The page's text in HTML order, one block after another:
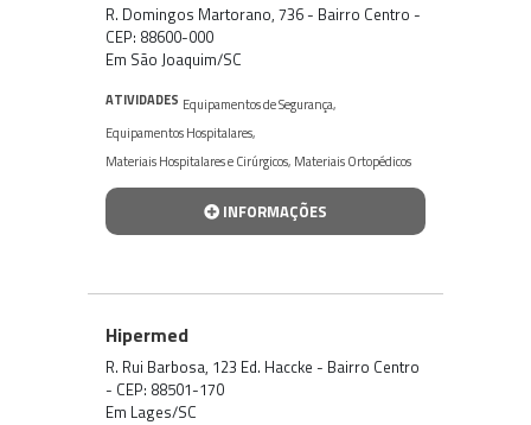
R. Domingos Martorano, 736 - Bairro Centro -
CEP: 88600-000
Em São Joaquim/SC
ATIVIDADES Equipamentos de Segurança,
Equipamentos Hospitalares,
Materiais Hospitalares e Cirúrgicos, Materiais Ortopédicos
INFORMAÇÕES
Hipermed
R. Rui Barbosa, 123 Ed. Haccke - Bairro Centro
- CEP: 88501-170
Em Lages/SC